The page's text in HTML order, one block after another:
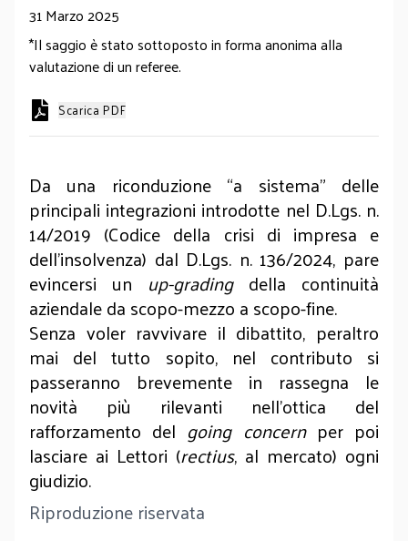
31 Marzo 2025
*Il saggio è stato sottoposto in forma anonima alla
valutazione di un referee.
Scarica PDF
Da una riconduzione “a sistema” delle
principali integrazioni introdotte nel D.Lgs. n.
14/2019 (Codice della crisi di impresa e
dell’insolvenza) dal D.Lgs. n. 136/2024, pare
evincersi un up-gradingdella continuità
aziendale da scopo-mezzo a scopo-fine.
Senza voler ravvivare il dibattito, peraltro
mai del tutto sopito, nel contributo si
passeranno brevemente in rassegna le
novità più rilevanti nell’ottica del
rafforzamento del going concernper poi
lasciare ai Lettori (rectius, al mercato) ogni
giudizio.
Riproduzione riservata